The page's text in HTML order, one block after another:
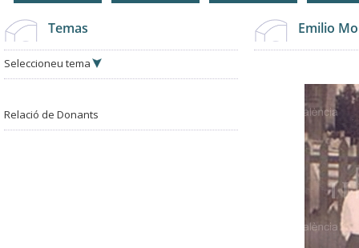
Temas
Seleccioneu tema
Relació de Donants
Emilio